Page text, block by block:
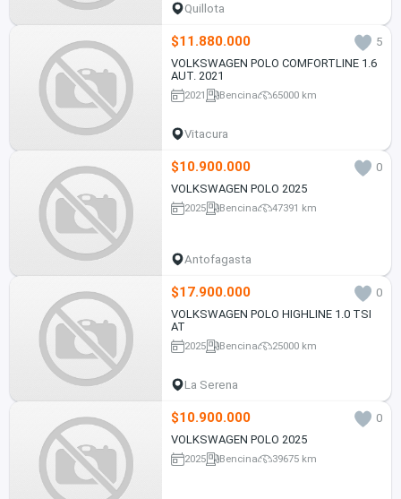
Quillota
$11.880.000
5
VOLKSWAGEN POLO COMFORTLINE 1.6
AUT. 2021
2021 Bencina 65000 km
Vitacura
$10.900.000
0
VOLKSWAGEN POLO 2025
2025 Bencina 47391 km
Antofagasta
$17.900.000
0
VOLKSWAGEN POLO HIGHLINE 1.0 TSI
AT
2025 Bencina 25000 km
La Serena
$10.900.000
0
VOLKSWAGEN POLO 2025
2025 Bencina 39675 km